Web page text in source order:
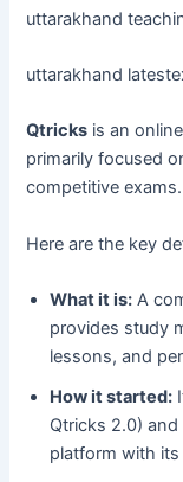
uttarakhand
uttarakhand
Qtricks is an
primarily focused
competitive exams.
Here are the key
What it is: A
provides study
lessons, and
How it started:
Qtricks 2.0)
platform with